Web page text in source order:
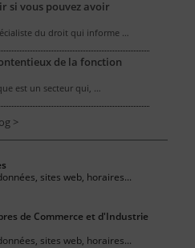
si vous pouvez avoir
du droit qui informe …
de la fonction
est un secteur qui, …
>
sites web, horaires...
de Commerce et d'Industrie
sites web, horaires...